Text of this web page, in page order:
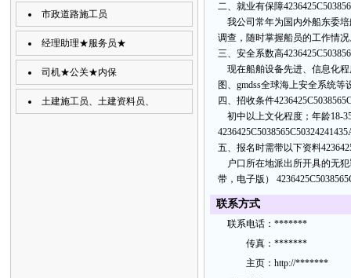
市政道路施工员
经理助理★服务员★
司机★公关★内保
土建施工员、土建资料员、
二、就业有保障
我公司常年为国内外船东委培
调查，随时掌握船员的工作情
三、安全系数高
现在船舶设备先进、信息化程
图、gmdss全球海上安全系统
四、招收条件
初中以上文化程度；年龄18-
五、报名时需带以下资料
户口所在地派出所开具的无犯
带，电子版）
联系方式
联系电话： *******
传真： *******
主页： http://*******